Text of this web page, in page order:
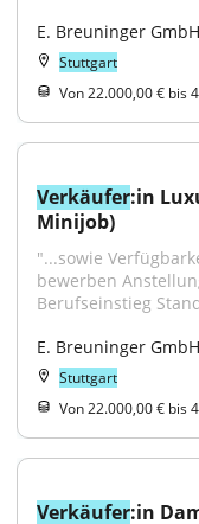
E. Breuninger
Stuttgart
Von 22.000,00 € bis
Verkäufer:in
Minijob)
"...sowie
bewerben
Berufseinstieg
E. Breuninger
Stuttgart
Von 22.000,00 € bis
Verkäufer:in